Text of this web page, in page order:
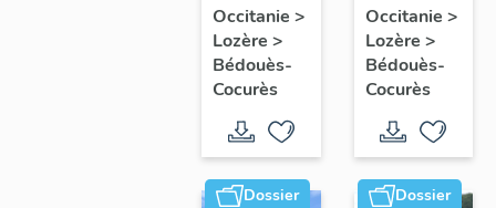
Occitanie >
Lozère >
Bédouès-
Cocurès
Occitanie >
Lozère >
Bédouès-
Cocurès
Dossier Dossier